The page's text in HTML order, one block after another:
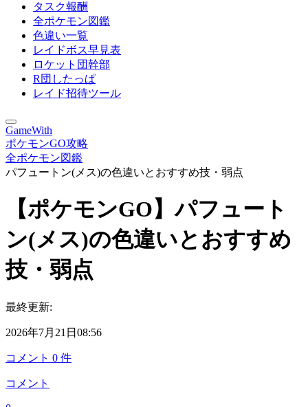
タスク報酬
全ポケモン図鑑
色違い一覧
レイドボス早見表
ロケット団幹部
R団したっぱ
レイド招待ツール
GameWith
ポケモンGO攻略
全ポケモン図鑑
パフュートン(メス)の色違いとおすすめ技・弱点
【ポケモンGO】パフュート
ン(メス)の色違いとおすすめ
技・弱点
最終更新:
2026年7月21日08:56
コメント 0 件
コメント